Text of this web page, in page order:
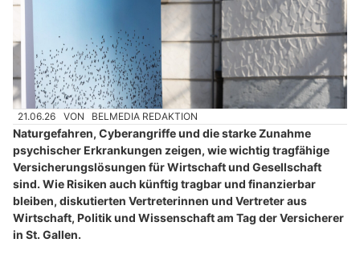
21.06.26 VON BELMEDIA REDAKTION
Naturgefahren, Cyberangriffe und die starke Zunahme
psychischer Erkrankungen zeigen, wie wichtig tragfähige
Versicherungslösungen für Wirtschaft und Gesellschaft
sind. Wie Risiken auch künftig tragbar und finanzierbar
bleiben, diskutierten Vertreterinnen und Vertreter aus
Wirtschaft, Politik und Wissenschaft am Tag der Versicherer
in St. Gallen.